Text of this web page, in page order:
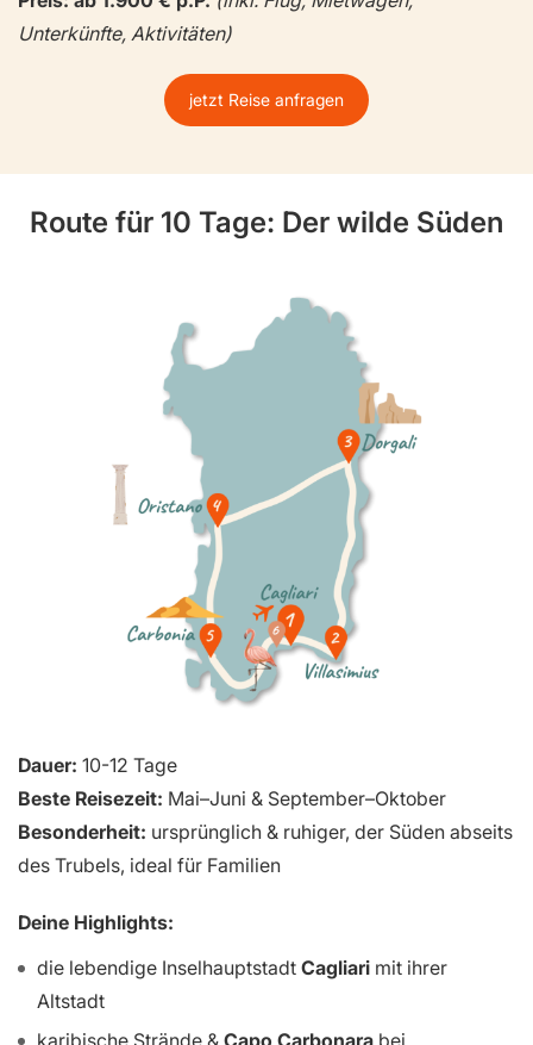
Unterkünfte, Aktivitäten)
jetzt Reise anfragen
Route für 10 Tage: Der wilde Süden
Dauer: 10-12 Tage
Beste Reisezeit: Mai–Juni & September–Oktober
Besonderheit: ursprünglich & ruhiger, der Süden abseits
des Trubels, ideal für Familien
Deine Highlights:
die lebendige Inselhauptstadt Cagliari mit ihrer
Altstadt
karibische Strände & Capo Carbonara bei